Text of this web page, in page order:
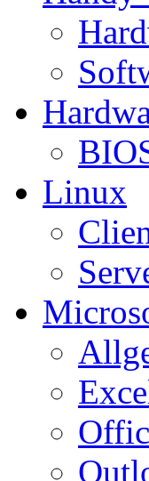
Linux